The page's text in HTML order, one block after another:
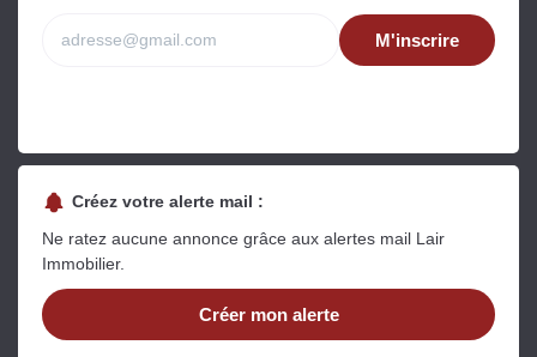
M'inscrire
Créez votre alerte mail :
Ne ratez aucune annonce grâce aux alertes mail Lair
Immobilier.
Créer mon alerte